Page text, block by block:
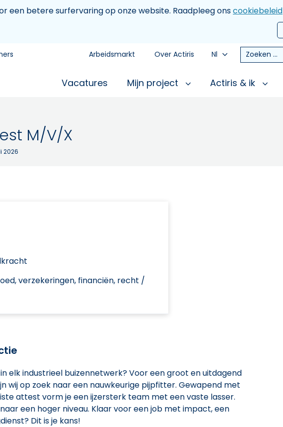
een betere surfervaring op onze website. Raadpleeg onscookiebeleid
Arbeidsmarkt Over Actiris Nl Zoeken
Vacatures Mijn project Actiris & ik
M/V/X
2026
verzekeringen, financiën, recht /
elk industrieel buizennetwerk? Voor een groot en uitdagend
wij op zoek naar een nauwkeurige pijpfitter. Gewapend met
attest vorm je een ijzersterk team met een vaste lasser.
een hoger niveau. Klaar voor een job met impact, een
Dit is je kans!